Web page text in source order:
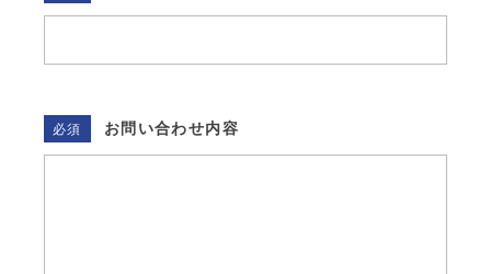
必須 お問い合わせ内容